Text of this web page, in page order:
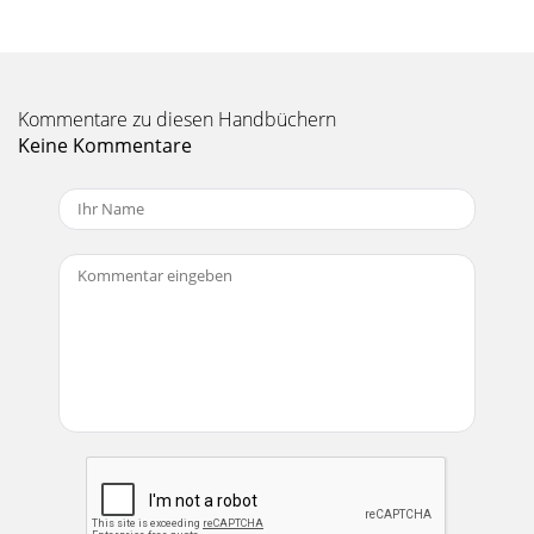
Quick Start Guide 19Input Impedance: Mic input: 2.8 kΩ
balanced Hi-Z input: 1 MΩ unbalanced Mono channel line
Seite 12 - Main Mix
instructions.3. Heed all warnings.4. Follow all instructions.5.
Do not use this apparatu
48V 48V 4
Quick Start Guide 21Track Sheet• Session: • Date: • Notes:
Kommentare zu diesen Handbüchern
Keine Kommentare